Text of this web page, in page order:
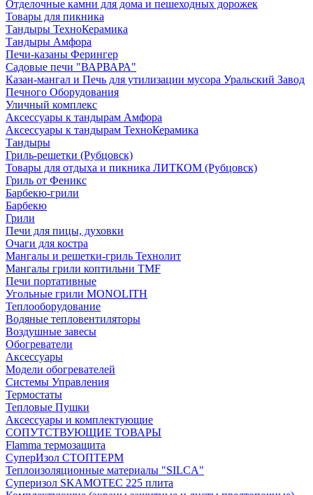
Отделочные камни для дома и пешеходных дорожек
Товары для пикника
Тандыры ТехноКерамика
Тандыры Амфора
Печи-казаны Ферингер
Садовые печи "ВАРВАРА"
Казан-мангал и Печь для утилизации мусора Уральский Завод
Печного Оборудования
Уличный комплекс
Аксессуары к тандырам Амфора
Аксессуары к тандырам ТехноКерамика
Тандыры
Гриль-решетки (Рубцовск)
Товары для отдыха и пикника ЛИТКОМ (Рубцовск)
Гриль от Феникс
Барбекю-грили
Барбекю
Грили
Печи для пицы, духовки
Очаги для костра
Мангалы и решетки-гриль Технолит
Мангалы грили коптильни TMF
Печи портативные
Угольные грили MONOLITH
Теплооборудование
Водяные тепловентиляторы
Воздушные завесы
Обогреватели
Аксессуары
Модели обогревателей
Системы Управления
Термостаты
Тепловые Пушки
Аксессуары и комплектующие
СОПУТСТВУЮЩИЕ ТОВАРЫ
Flamma термозащита
СуперИзол СТОПТЕРМ
Теплоизоляционные материалы "SILCA"
Суперизол SKAMOTEC 225 плита